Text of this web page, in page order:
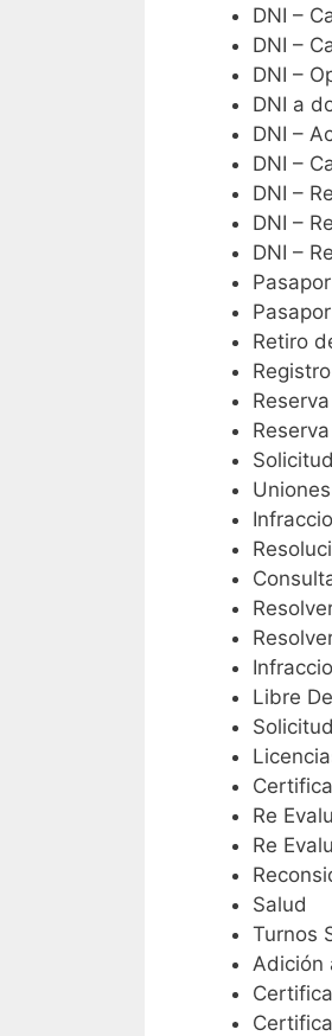
DNI –
DNI –
DNI –
DNI a
DNI –
DNI –
DNI –
DNI –
DNI –
Retiro
Libre
Re
Re
Salud
Turnos
Adición